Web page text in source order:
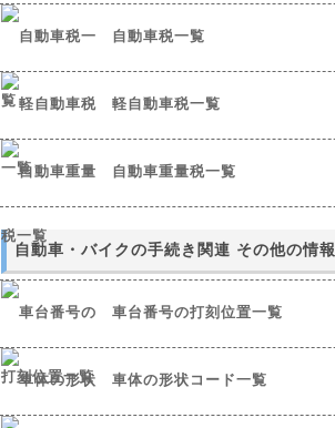
自動車税一覧
軽自動車税一覧
自動車重量税一覧
自動車・バイクの手続き関連 その他の情報
車台番号の打刻位置一覧
車体の形状コード一覧